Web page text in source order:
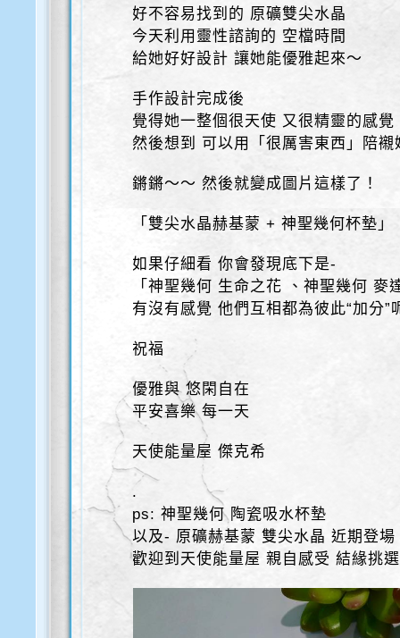
好不容易找到的 原礦雙尖水晶
今天利用靈性諮詢的 空檔時間
給她好好設計 讓她能優雅起來～
手作設計完成後
覺得她一整個很天使 又很精靈的感覺
然後想到 可以用「很厲害東西」陪襯
鏘鏘～～ 然後就變成圖片這樣了！
「雙尖水晶赫基蒙 + 神聖幾何杯墊」
如果仔細看 你會發現底下是-
「神聖幾何 生命之花 、神聖幾何 麥
有沒有感覺 他們互相都為彼此“加分”
祝福
優雅與 悠閑自在
平安喜樂 每一天
天使能量屋 傑克希
.
ps: 神聖幾何 陶瓷吸水杯墊
以及- 原礦赫基蒙 雙尖水晶 近期登場
歡迎到天使能量屋 親自感受 結緣挑選